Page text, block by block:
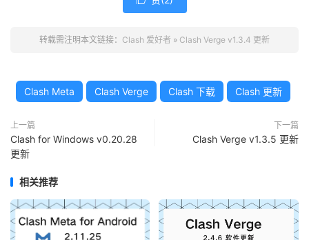
转载需注明本文链接： Clash 爱好者 » Clash Verge v1.3.4 更新
Clash Meta Clash Verge Clash 下载 Clash 更新
上一篇
Clash for Windows v0.20.28
更新
下一篇
Clash Verge v1.3.5 更新
相关推荐